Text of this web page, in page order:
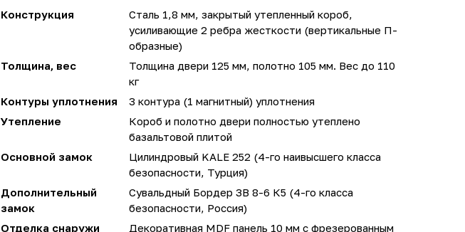
Конструкция
Сталь 1,8 мм, закрытый утепленный короб,
усиливающие 2 ребра жесткости (вертикальные П-
образные)
Толщина, вес
Толщина двери 125 мм, полотно 105 мм. Вес до 110
кг
Контуры уплотнения
3 контура (1 магнитный) уплотнения
Утепление
Короб и полотно двери полностью утеплено
базальтовой плитой
Основной замок
Цилиндровый KALE 252 (4-го наивысшего класса
безопасности, Турция)
Дополнительный
замок
Сувальдный Бордер ЗВ 8-6 К5 (4-го класса
безопасности, Россия)
Отделка снаружи
Декоративная MDF панель 10 мм с фрезерованным